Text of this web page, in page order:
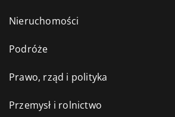
Nieruchomości
Podróże
Prawo, rząd i polityka
Przemysł i rolnictwo